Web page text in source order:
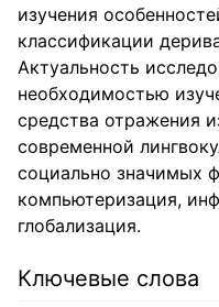
изучения
классификации
Актуальность
необходимостью
средства отражения
современной
социально значимых
компьютеризация,
глобализация.
Ключевые слова